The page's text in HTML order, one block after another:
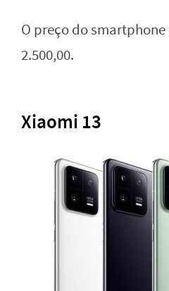
O preço do
2.500,00.
Xiaomi 13